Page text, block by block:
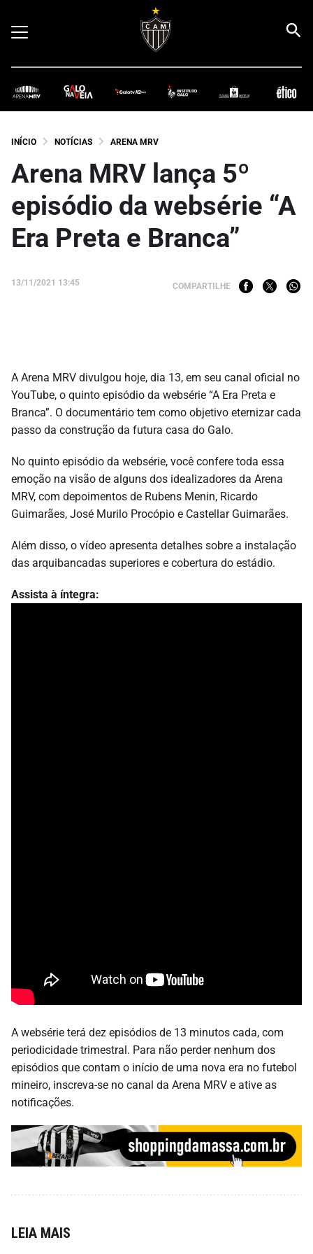
INÍCIO NOTÍCIAS ARENA MRV
Arena MRV lança 5º
episódio da websérie “A
Era Preta e Branca”
13/11/2021 13:45 COMPARTILHE
A Arena MRV divulgou hoje, dia 13, em seu canal oficial no
YouTube, o quinto episódio da websérie “A Era Preta e
Branca”. O documentário tem como objetivo eternizar cada
passo da construção da futura casa do Galo.
No quinto episódio da websérie, você confere toda essa
emoção na visão de alguns dos idealizadores da Arena
MRV, com depoimentos de Rubens Menin, Ricardo
Guimarães, José Murilo Procópio e Castellar Guimarães.
Além disso, o vídeo apresenta detalhes sobre a instalação
das arquibancadas superiores e cobertura do estádio.
Assista à íntegra:
A websérie terá dez episódios de 13 minutos cada, com
periodicidade trimestral. Para não perder nenhum dos
episódios que contam o início de uma nova era no futebol
mineiro, inscreva-se no canal da Arena MRV e ative as
notificações.
LEIA MAIS